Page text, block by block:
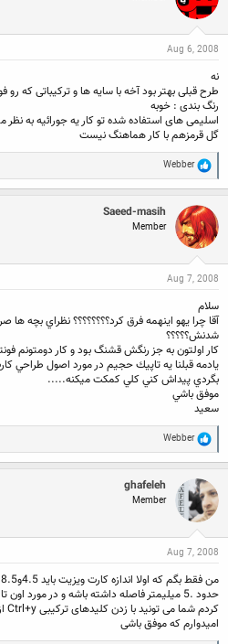
o
n
:
Aug 6, 2008
نه
طرح قبلی بهتر بود آخه با سایه ها و ترکیباتی که
رنگ بندی : خوبه
اسلیمی های استفاده شده تو کار یه جورائیه به
گل قرمزهم با کار هماهنگ نیست
R
e
a
c
t
i
o
n
:
Webber
Saeed-masih
Member
Aug 7, 2008
سلام
آقا چرا يهو اينهمه فرق كرد؟؟؟؟؟؟؟؟ نظراي بچه
شدنش؟؟؟؟؟
كار اولتون به جز رنگش قشنگ بود و كار دومتونم
يادمه قبلنا يه تاپيك حجيم در مورد اصول طراحي
بگردي پيداش كني كلي كمكت ميكنه.....
موفق باشي
سعيد
R
e
a
t
i
o
n
:
Webber
ghafeleh
Member
Aug 7, 2008
کردم شما می تونید با زدن کلیدهای ترکیبی Ctrl+y از قابلیت سیستم رنگ Rgb نیز بهره ببری
امیدوارم که موفق باشی